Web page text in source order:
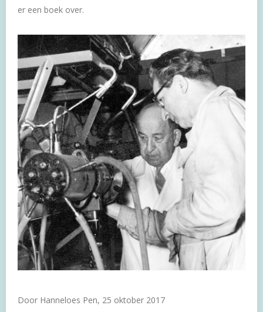
er een boek over.
Door Hanneloes Pen, 25 oktober 2017